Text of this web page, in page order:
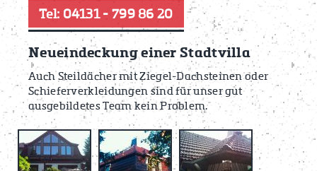
Tel: 04131 - 799 86 20
Neueindeckung einer Stadtvilla
Auch Steildächer mit Ziegel-Dachsteinen oder
Schieferverkleidungen sind für unser gut
ausgebildetes Team kein Problem.